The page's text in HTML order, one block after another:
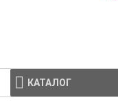
КАТАЛОГ